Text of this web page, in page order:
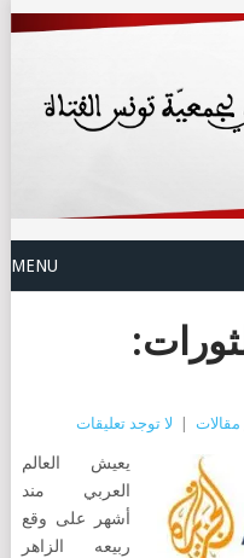
MENU
مقالات لا توجد تعليقات
يعيش العالم
العربي مند
أشهر على وقع
ربيعه الزاهر